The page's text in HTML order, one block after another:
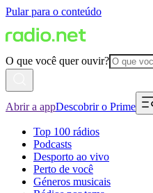
Pular para o conteúdo
O que você quer ouvir?
Abrir a appDescobrir o Prime
Top 100 rádios
Podcasts
Desporto ao vivo
Perto de você
Géneros musicais